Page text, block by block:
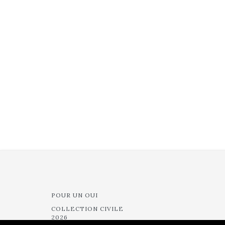
POUR UN OUI
COLLECTION CIVILE
2026